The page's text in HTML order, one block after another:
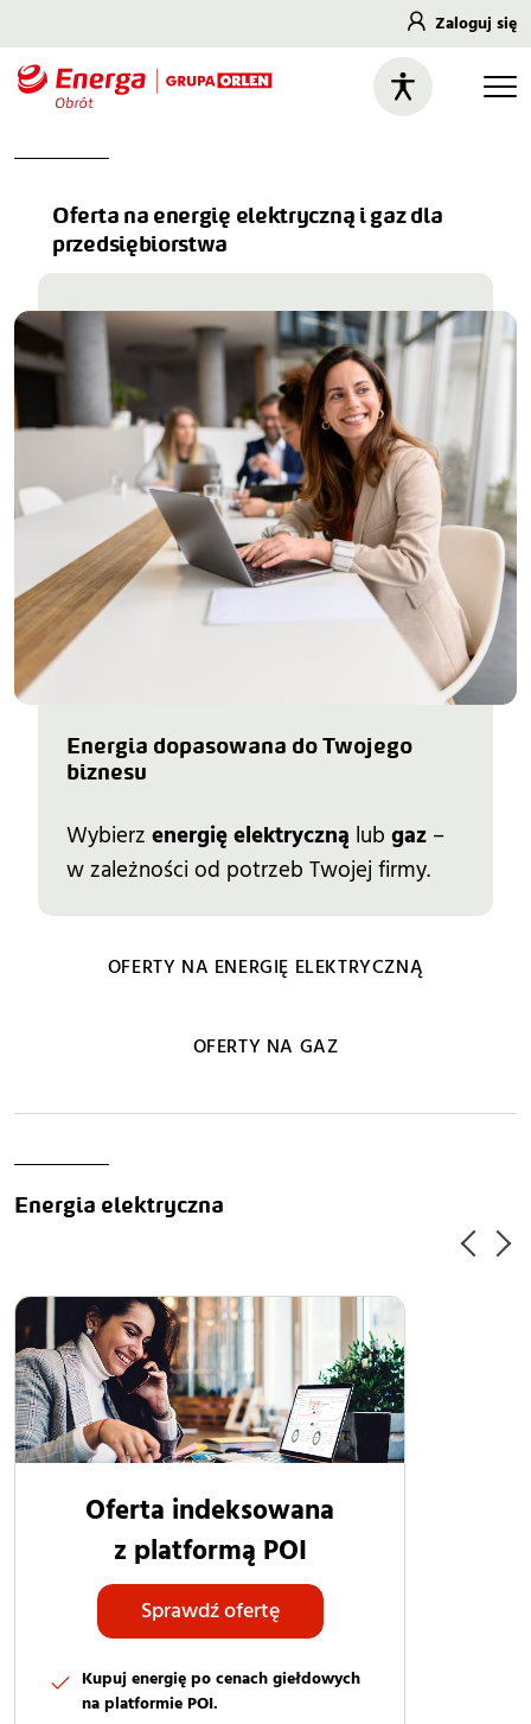
Zaloguj się
Oferta na energię elektryczną i gaz dla
przedsiębiorstwa
Energia dopasowana do Twojego
biznesu
Wybierz energię elektryczną lub gaz –
w zależności od potrzeb Twojej firmy.
OFERTY NA ENERGIĘ ELEKTRYCZNĄ
OFERTY NA GAZ
Energia elektryczna
Oferta indeksowana
z platformą POI
Sprawdź ofertę
Kupuj energię po cenach giełdowych
na platformie POI.